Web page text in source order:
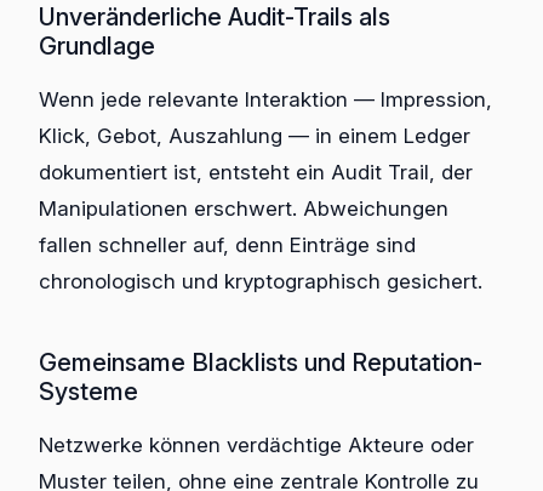
Unveränderliche Audit-Trails als
Grundlage
Wenn jede relevante Interaktion — Impression,
Klick, Gebot, Auszahlung — in einem Ledger
dokumentiert ist, entsteht ein Audit Trail, der
Manipulationen erschwert. Abweichungen
fallen schneller auf, denn Einträge sind
chronologisch und kryptographisch gesichert.
Gemeinsame Blacklists und Reputation-
Systeme
Netzwerke können verdächtige Akteure oder
Muster teilen, ohne eine zentrale Kontrolle zu